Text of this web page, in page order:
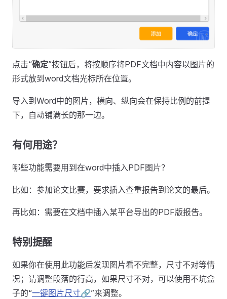
点击“确定”按钮后，将按顺序将PDF文档中内容以图片的
形式放到word文档光标所在位置。
导入到Word中的图片，横向、纵向会在保持比例的前提
下，自动铺满长的那一边。
有何用途？
哪些功能需要用到在word中插入PDF图片？
比如：参加论文比赛，要求插入查重报告到论文的最后。
再比如：需要在文档中插入某平台导出的PDF版报告。
特别提醒
如果你在使用此功能后发现图片看不完整，尺寸不对等情
况；请调整段落的行高，如果尺寸不对，可以使用不坑盒
子的“一键图片尺寸 ”来调整。